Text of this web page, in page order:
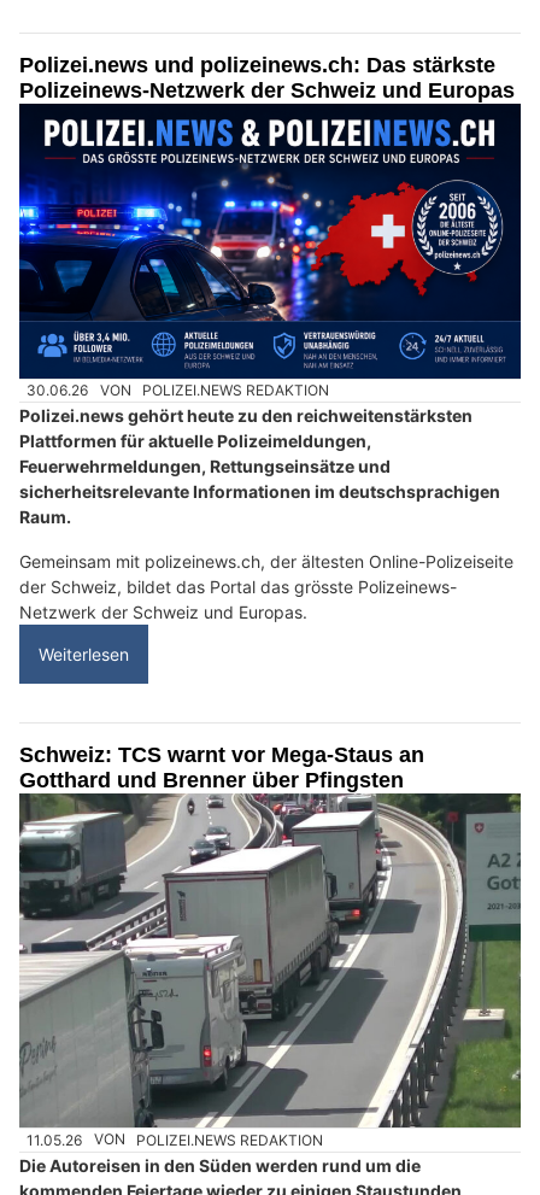
Polizei.news und polizeinews.ch: Das stärkste
Polizeinews-Netzwerk der Schweiz und Europas
30.06.26 VON POLIZEI.NEWS REDAKTION
Polizei.news gehört heute zu den reichweitenstärksten
Plattformen für aktuelle Polizeimeldungen,
Feuerwehrmeldungen, Rettungseinsätze und
sicherheitsrelevante Informationen im deutschsprachigen
Raum.
Gemeinsam mit polizeinews.ch, der ältesten Online-Polizeiseite
der Schweiz, bildet das Portal das grösste Polizeinews-
Netzwerk der Schweiz und Europas.
Weiterlesen
Schweiz: TCS warnt vor Mega-Staus an
Gotthard und Brenner über Pfingsten
11.05.26 VON POLIZEI.NEWS REDAKTION
Die Autoreisen in den Süden werden rund um die
kommenden Feiertage wieder zu einigen Staustunden